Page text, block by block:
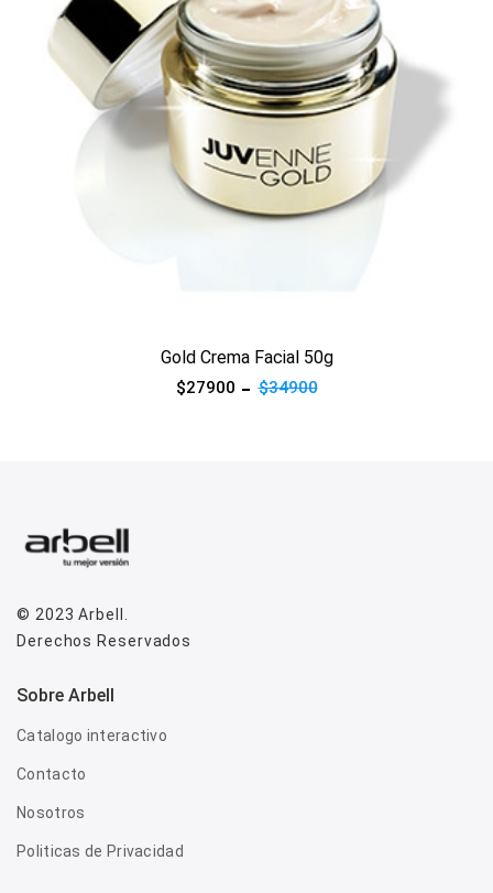
Gold Crema Facial 50g
$27900 $34900
© 2023Arbell
Derechos Reservados
Sobre Arbell
Catalogo interactivo
Contacto
Nosotros
Politicas de Privacidad